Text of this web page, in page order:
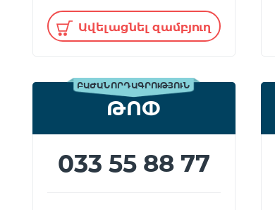
Ավելացնել զամբյուղ
ԲԱԺԱՆՈՐԴԱԳՐՈՒԹՅՈՒՆ
ԹՈՓ
033 55 88 77